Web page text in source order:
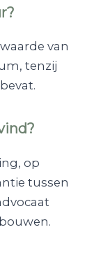
van
tenzij
op
tussen